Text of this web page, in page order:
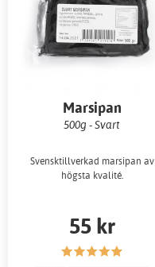
Marsipan
500g - Svart
Svensktillverkad marsipan av
högsta kvalité.
55 kr